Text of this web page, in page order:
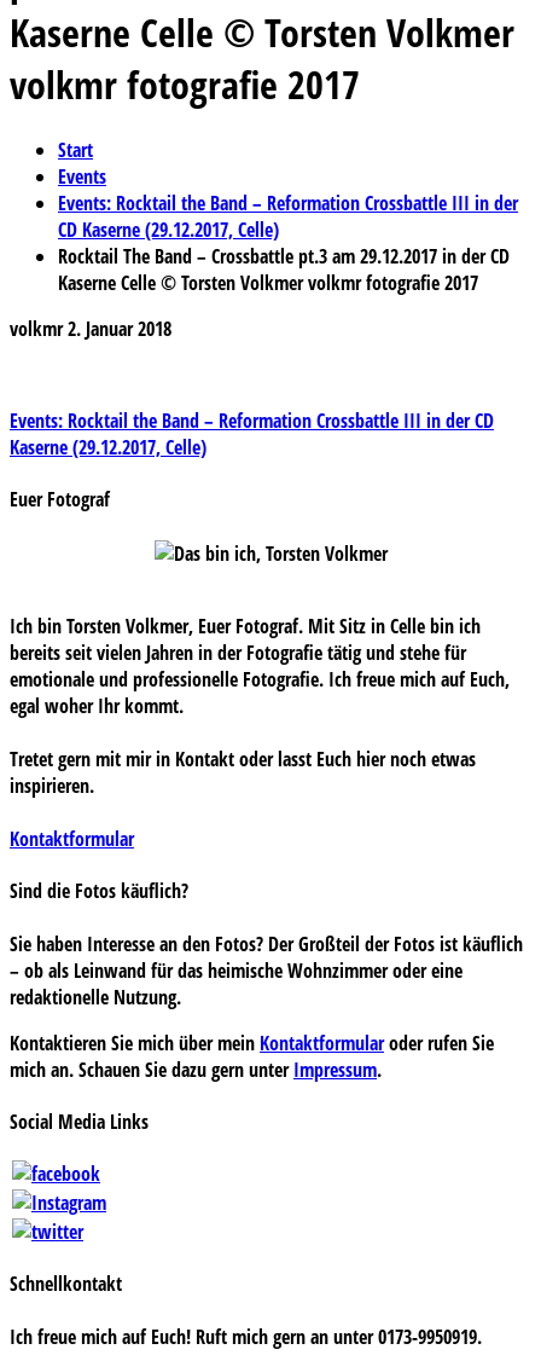
Kaserne Celle © Torsten Volkmer
volkmr fotografie 2017
Start
Events
Events: Rocktail the Band – Reformation Crossbattle III in der
CD Kaserne (29.12.2017, Celle)
Rocktail The Band – Crossbattle pt.3 am 29.12.2017 in der CD
Kaserne Celle © Torsten Volkmer volkmr fotografie 2017
volkmr2. Januar 2018
Beitragsnavigation
Events: Rocktail the Band – Reformation Crossbattle III in der CD
Kaserne (29.12.2017, Celle)
Euer Fotograf
Ich bin Torsten Volkmer, Euer Fotograf. Mit Sitz in Celle bin ich
bereits seit vielen Jahren in der Fotografie tätig und stehe für
emotionale und professionelle Fotografie. Ich freue mich auf Euch,
egal woher Ihr kommt.
Tretet gern mit mir in Kontakt oder lasst Euch hier noch etwas
inspirieren.
Kontaktformular
Sind die Fotos käuflich?
Sie haben Interesse an den Fotos? Der Großteil der Fotos ist käuflich
– ob als Leinwand für das heimische Wohnzimmer oder eine
redaktionelle Nutzung.
Kontaktieren Sie mich über mein Kontaktformularoder rufen Sie
mich an. Schauen Sie dazu gern unterImpressum.
Social Media Links
Schnellkontakt
Ich freue mich auf Euch! Ruft mich gern an unter 0173-9950919.